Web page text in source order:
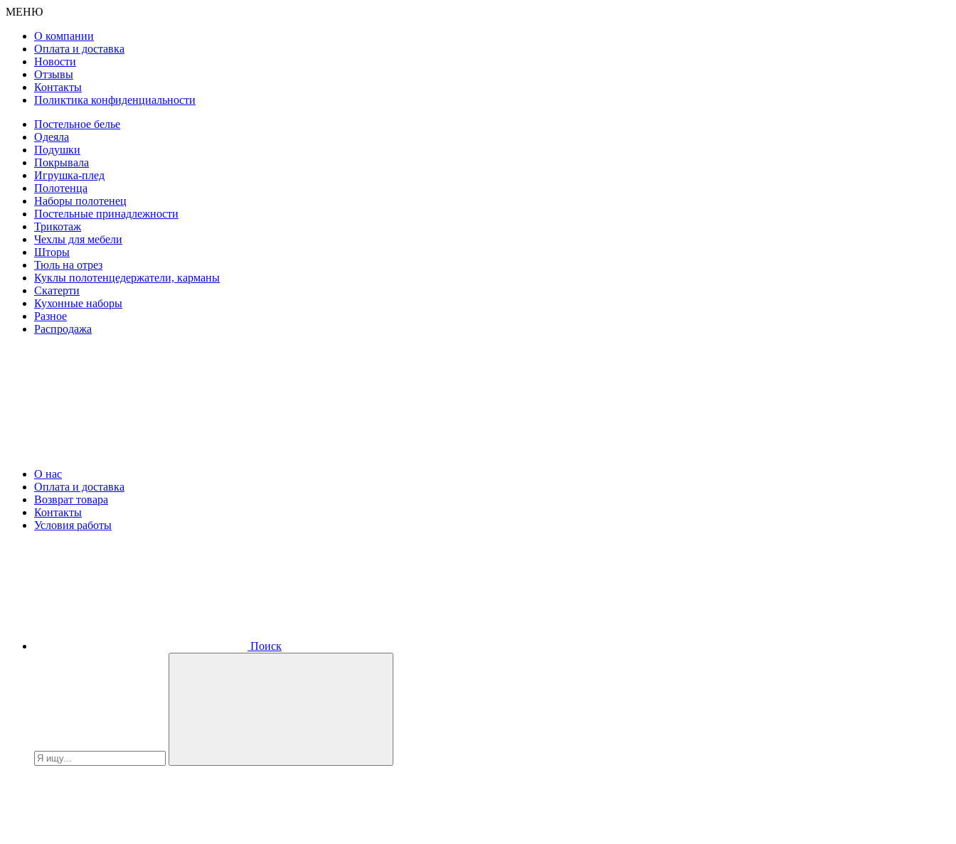
МЕНЮ
О компании
Оплата и доставка
Новости
Отзывы
Контакты
Поликтика конфиденциальности
Постельное белье
Одеяла
Подушки
Покрывала
Игрушка-плед
Полотенца
Наборы полотенец
Постельные принадлежности
Трикотаж
Чехлы для мебели
Шторы
Тюль на отрез
Куклы полотенцедержатели, карманы
Скатерти
Кухонные наборы
Разное
Распродажа
О нас
Оплата и доставка
Возврат товара
Контакты
Условия работы
Поиск